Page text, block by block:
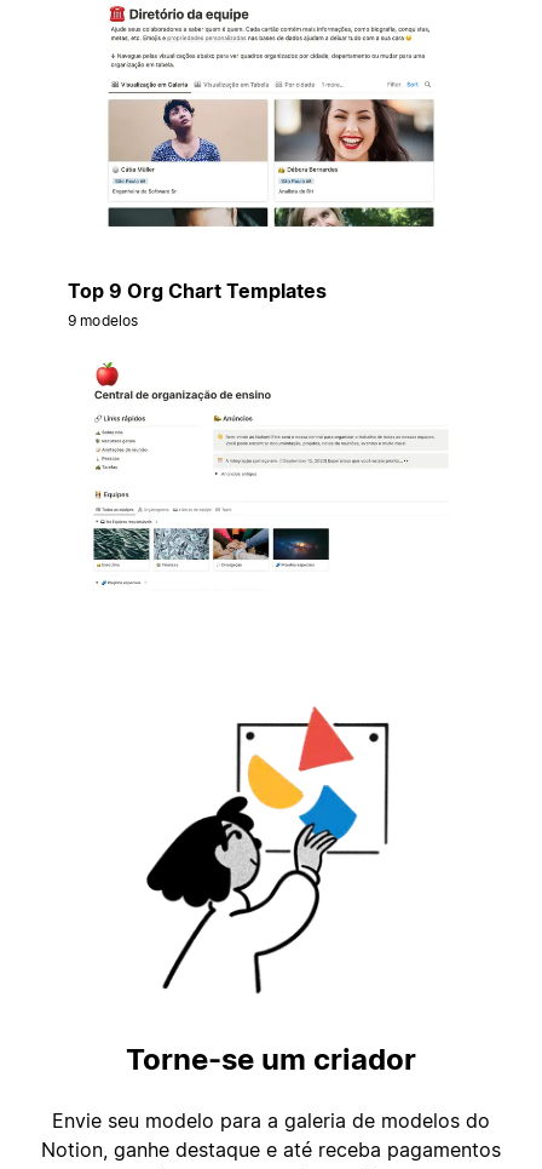
Top 9 Org Chart Templates
9 modelos
Torne-se um criador
Envie seu modelo para a galeria de modelos do
Notion, ganhe destaque e até receba pagamentos